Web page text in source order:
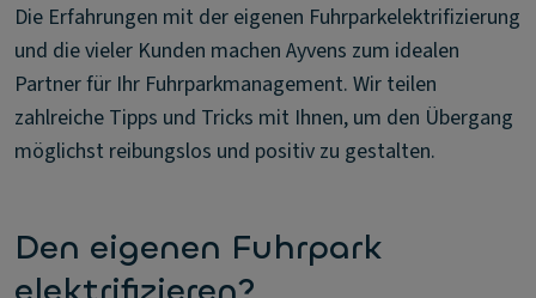
Die Erfahrungen mit der eigenen Fuhrparkelektrifizierung
und die vieler Kunden machen Ayvens zum idealen
Partner für Ihr Fuhrparkmanagement. Wir teilen
zahlreiche Tipps und Tricks mit Ihnen, um den Übergang
möglichst reibungslos und positiv zu gestalten.
Den eigenen Fuhrpark